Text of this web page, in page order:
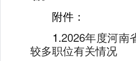
附件：
1.2026年度河南
较多职位有关情况